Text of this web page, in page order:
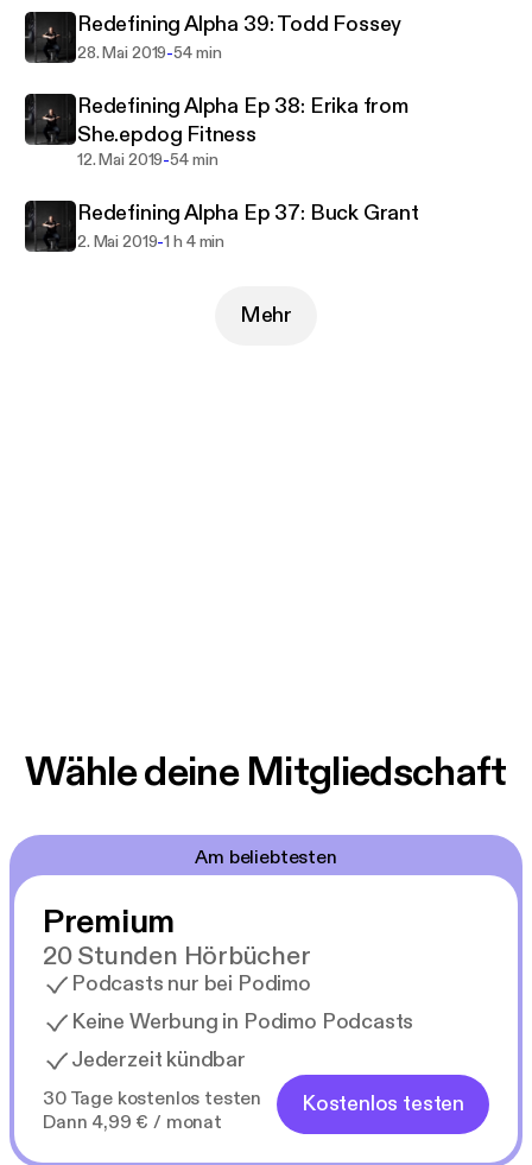
Redefining Alpha 39: Todd Fossey
28. Mai 2019-54 min
Redefining Alpha Ep 38: Erika from
She.epdog Fitness
12. Mai 2019-54 min
Redefining Alpha Ep 37: Buck Grant
2. Mai 2019-1 h 4 min
Mehr
Wähle deine Mitgliedschaft
Am beliebtesten
Premium
20 Stunden Hörbücher
Podcasts nur bei Podimo
Keine Werbung in Podimo Podcasts
Jederzeit kündbar
30 Tage kostenlos testen
Dann 4,99 € / monat
Kostenlos testen